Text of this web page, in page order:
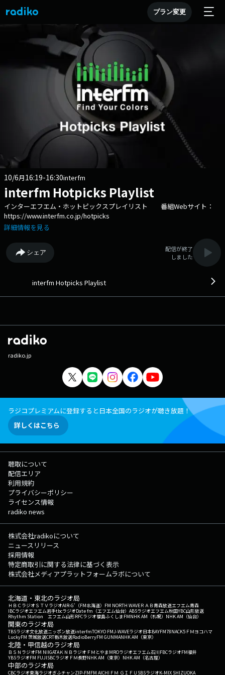
プラン変更
10/6月16:19-16:30interfm
interfm Hotpicks Playlist
インターエフエム・ホットピックスプレイリスト 番組Webサイト：
https://www.interfm.co.jp/hotpicks
詳細情報を見る
シェア
配信が終了
しました
interfm Hotpicks Playlist
radiko.jp
ラジコプレミアムに登録すると日本全国のラジオが聴き放題！
詳しくはこちら
聴取について
配信エリア
利用規約
プライバシーポリシー
ライセンス情報
radiko news
株式会社radikoについて
ニュースリリース
採用情報
特定商取引に関する法律に基づく表示
株式会社メディアプラットフォームラボについて
北海道・東北のラジオ局
ＨＢＣラジオＳＴＶラジオAIR-G'（FM北海道） FM NORTH WAVEＲＡＢ青森放送エフエム青森
IBCラジオエフエム岩手tbcラジオDate fm（エフエム仙台） ABSラジオエフエム秋田YBC山形放送
Rhythm Station エフエム山形RFCラジオ福島ふくしまFMNHK AM（札幌） NHK AM（仙台）
関東のラジオ局
TBSラジオ文化放送ニッポン放送interfmTOKYO FMJ-WAVEラジオ日本BAYFM78NACK5 ＦＭヨコハマ
LuckyFM 茨城放送CRT栃木放送RadioBerryFM GUNMANHK AM（東京）
北陸・甲信越のラジオ局
ＢＳＮラジオFM NIIGATAＫＮＢラジオ ＦＭとやまMROラジオエフエム石川FBCラジオFM福井
YBSラジオFM FUJISBCラジオ ＦＭ長野NHK AM（東京） NHK AM（名古屋）
中部のラジオ局
CBCラジオ東海ラジオぎふチャンZIP-FMFM AICHI ＦＭ ＧＩＦＵ SBSラジオK-MIX SHIZUOKA